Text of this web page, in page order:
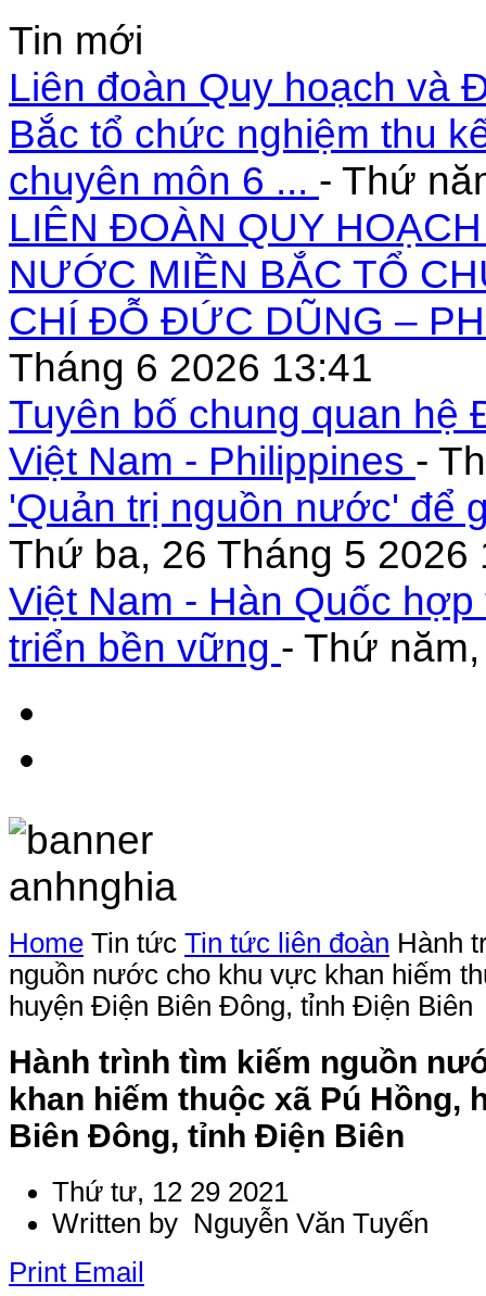
Tin mới
Liên đoàn Quy hoạch và
Bắc tổ chức nghiệm thu
chuyên môn 6 ... - Thứ
LIÊN ĐOÀN QUY
NƯỚC MIỀN BẮC TỔ
CHÍ ĐỖ ĐỨC DŨNG –
Tháng 6 2026 13:41
Tuyên bố chung quan
Việt Nam - Philippines -
'Quản trị nguồn nước' để
Thứ ba, 26 Tháng 5 2026
Việt Nam - Hàn Quốc
triển bền vững - Thứ
Home Tin tức Tin tức liên đoàn Hành
nguồn nước cho khu vực khan hiếm
huyện Điện Biên Đông, tỉnh Điện Biên
Hành trình tìm kiếm nguồn
khan hiếm thuộc xã Pú Hồng,
Biên Đông, tỉnh Điện Biên
Thứ tư, 12 29 2021
Written by Nguyễn Văn Tuyến
Print Email